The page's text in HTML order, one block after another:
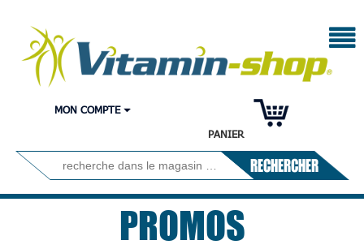
PANIER
MON COMPTE
RECHERCHER
PROMOS